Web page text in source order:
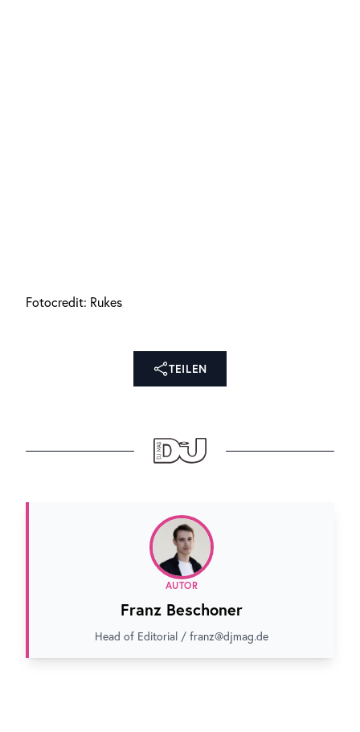
Fotocredit: Rukes
TEILEN
AUTOR
Franz Beschoner
Head of Editorial / franz@djmag.de